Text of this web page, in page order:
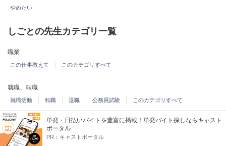
やめたい
しごとの先生カテゴリ一覧
職業
この仕事教えて このカテゴリすべて
就職、転職
就職活動 転職 退職 公務員試験 このカテゴリすべて
労働問題、働き方
単身赴任、転勤 労働問題 労働条件、給与、残業
単発・日払いバイトを豊富に掲載！単発バイト探しならキャスト
ポータル
PR： キャストポータル